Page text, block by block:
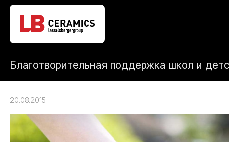
Благотворительная поддержка школ и
20.08.2015